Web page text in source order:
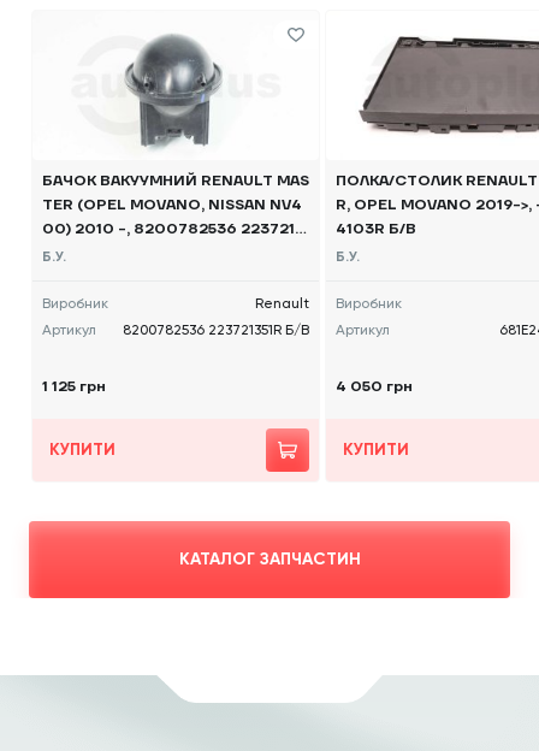
БАЧОК ВАКУУМНИЙ RENAULT MAS
TER (OPEL MOVANO, NISSAN NV4
00) 2010 -, 8200782536 2237213
51R Б/В
Б.У.
Виробник
Renault
Артикул
8200782536 223721351R Б/В
1 125 грн
КУПИТИ
ПОЛКА/СТОЛИК RENAULT
R, OPEL MOVANO 2019->,
4103R Б/В
Б.У.
Виробник
Артикул
4 050 грн
КУПИТИ
КАТАЛОГ ЗАПЧАСТИН